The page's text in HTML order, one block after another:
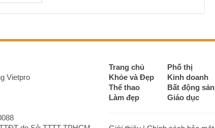
Vietpro
Trang chủ Phố thị
Khỏe và Đẹp
Kinh doanh
Thể thao
Bất động sản
Làm đẹp
Giáo dục